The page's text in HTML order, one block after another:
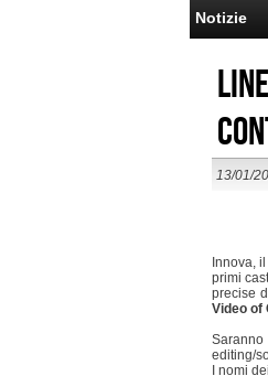
Notizie
13/01/
Innova,
primi
precise
Video of
editing/
I nomi